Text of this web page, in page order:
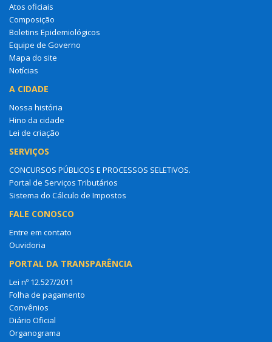
Atos oficiais
Composição
Boletins Epidemiológicos
Equipe de Governo
Mapa do site
Notícias
A CIDADE
Nossa história
Hino da cidade
Lei de criação
SERVIÇOS
CONCURSOS PÚBLICOS E PROCESSOS SELETIVOS.
Portal de Serviços Tributários
Sistema do Cálculo de Impostos
FALE CONOSCO
Entre em contato
Ouvidoria
PORTAL DA TRANSPARÊNCIA
Lei nº 12.527/2011
Folha de pagamento
Convênios
Diário Oficial
Organograma